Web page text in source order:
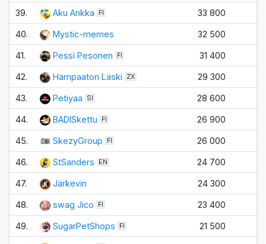
39. Aku Ankka FI 33 800
40. Mystic-memes 32 500
41. Pessi Pesonen FI 31 400
42. Hampaaton Läski ZX 29 300
43. Petiyaa SI 28 600
44. BADISkettu FI 26 900
45. SkezyGroup FI 26 000
46. StSanders EN 24 700
47. Järkevin 24 300
48. swag Jico FI 23 400
49. SugarPetShops FI 21 500